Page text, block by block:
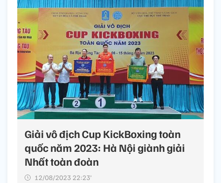
Giải vô địch Cup KickBoxing toàn
quốc năm 2023: Hà Nội giành giải
Nhất toàn đoàn
12/08/2023 22:23’